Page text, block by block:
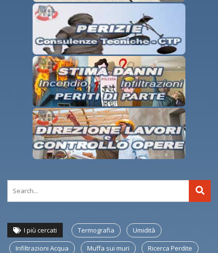
I più cercati Termografia Umidità
Infiltrazioni Acqua Muffa sui muri Ricerca Perdite